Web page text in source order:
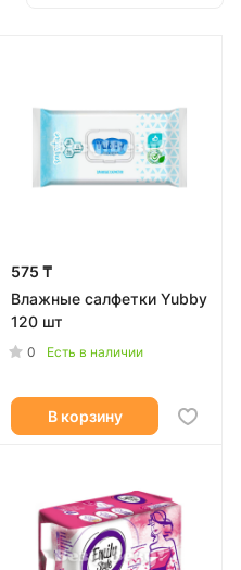
575 ₸
Влажные салфeтки Yubbу
120 шт
0 Есть в наличии
В корзину